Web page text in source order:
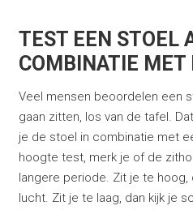
TEST EEN STOEL
COMBINATIE MET
Veel mensen beoordelen een
gaan zitten, los van de tafel.
je de stoel in combinatie met
hoogte test, merk je of de
langere periode. Zit je te
lucht. Zit je te laag, dan kijk je